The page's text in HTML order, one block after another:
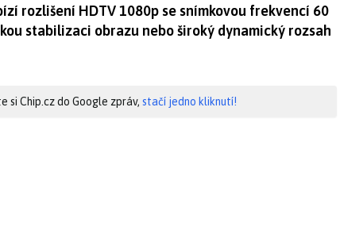
rozlišení HDTV 1080p se snímkovou frekvencí 60
stabilizaci obrazu nebo široký dynamický rozsah
si Chip.cz do Google zpráv, stačí jedno kliknutí!